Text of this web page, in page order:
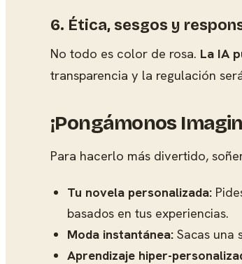
6. Ética, sesgos y
No todo es color de rosa. La IA
transparencia y la regulación
¡Pongámonos
Para hacerlo más divertido,
Tu novela personalizada:
basados en tus experiencias.
Moda instantánea: Sacas una
Aprendizaje hiper-